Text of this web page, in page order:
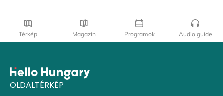
Térkép Magazin Programok Audio guide
OLDALTÉRKÉP